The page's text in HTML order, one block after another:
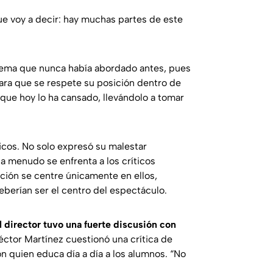
voy a decir: hay muchas partes de este
que nunca había abordado antes, pues
que se respete su posición dentro de
hoy lo ha cansado, llevándolo a tomar
No solo expresó su malestar
menudo se enfrenta a los críticos
se centre únicamente en ellos,
ser el centro del espectáculo.
director tuvo una fuerte discusión con
Martínez cuestionó una crítica de
quien educa día a día a los alumnos. “No